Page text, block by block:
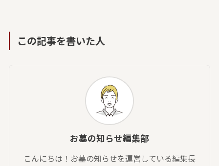
この記事を書いた人
お墓の知らせ編集部
こんにちは！お墓の知らせを運営している編集長